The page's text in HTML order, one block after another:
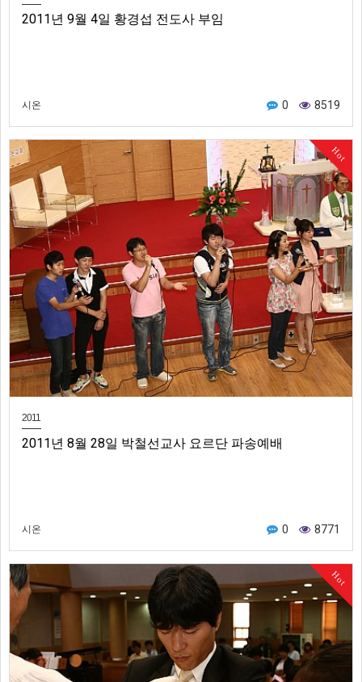
2011년 9월 4일 황경섭 전도사 부임
시온 0 8519
Hot
2011
2011년 8월 28일 박철선교사 요르단 파송예배
시온 0 8771
Hot